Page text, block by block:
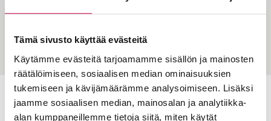
Tämä sivusto käyttää evästeitä
Käytämme evästeitä tarjoamamme sisällön ja mainosten
räätälöimiseen, sosiaalisen median ominaisuuksien
tukemiseen ja kävijämäärämme analysoimiseen. Lisäksi
jaamme sosiaalisen median, mainosalan ja analytiikka-
alan kumppaneillemme tietoja siitä, miten käytät
Usko antaa tukevan pohjan
huippujalkapalloilijan elämälle
Toimitus